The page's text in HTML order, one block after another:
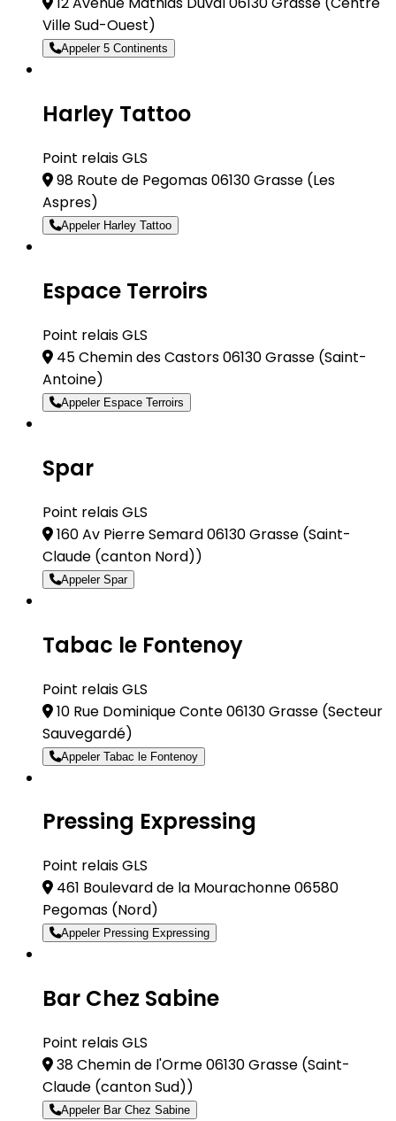
Ville Sud-Ouest)
Appeler 5 Continents
Harley Tattoo
Point relais GLS
98 Route de Pegomas 06130 Grasse (Les
Aspres)
Appeler Harley Tattoo
Espace Terroirs
Point relais GLS
45 Chemin des Castors 06130 Grasse (Saint-
Antoine)
Appeler Espace Terroirs
Spar
Point relais GLS
160 Av Pierre Semard 06130 Grasse (Saint-
Claude (canton Nord))
Appeler Spar
Tabac le Fontenoy
Point relais GLS
10 Rue Dominique Conte 06130 Grasse (Secteur
Sauvegardé)
Appeler Tabac le Fontenoy
Pressing Expressing
Point relais GLS
461 Boulevard de la Mourachonne 06580
Pegomas (Nord)
Appeler Pressing Expressing
Bar Chez Sabine
Point relais GLS
38 Chemin de l'Orme 06130 Grasse (Saint-
Claude (canton Sud))
Appeler Bar Chez Sabine